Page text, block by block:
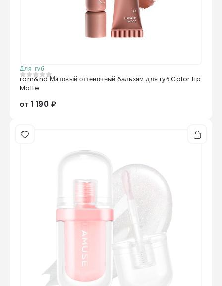
Для губ
0из 5
rom&nd Матовый оттеночный бальзам для губ Color Lip
Matte
от 1 190 ₽